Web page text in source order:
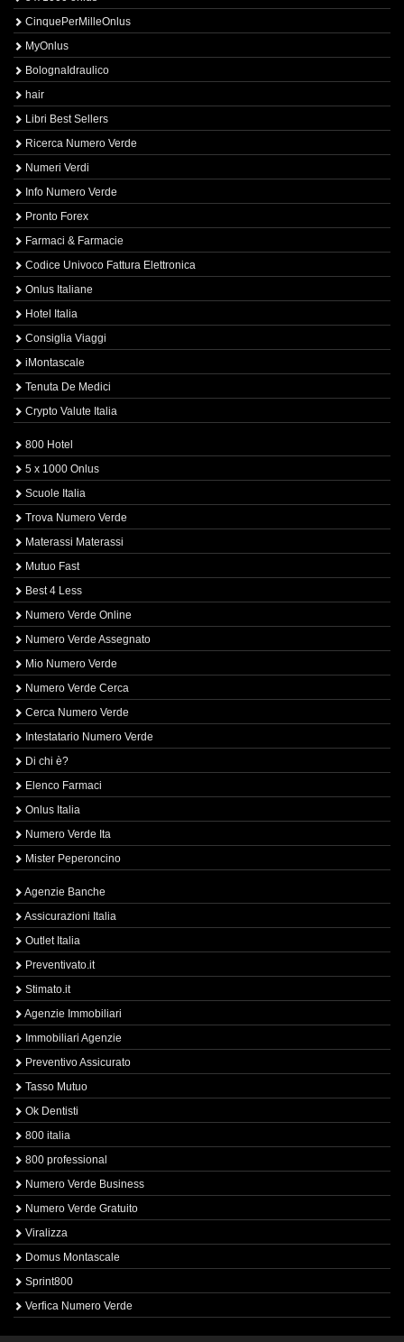
CinquePerMilleOnlus
MyOnlus
BolognaIdraulico
hair
Libri Best Sellers
Ricerca Numero Verde
Numeri Verdi
Info Numero Verde
Pronto Forex
Farmaci & Farmacie
Codice Univoco Fattura Elettronica
Onlus Italiane
Hotel Italia
Consiglia Viaggi
iMontascale
Tenuta De Medici
Crypto Valute Italia
800 Hotel
5 x 1000 Onlus
Scuole Italia
Trova Numero Verde
Materassi Materassi
Mutuo Fast
Best 4 Less
Numero Verde Online
Numero Verde Assegnato
Mio Numero Verde
Numero Verde Cerca
Cerca Numero Verde
Intestatario Numero Verde
Di chi è?
Elenco Farmaci
Onlus Italia
Numero Verde Ita
Mister Peperoncino
Agenzie Banche
Assicurazioni Italia
Outlet Italia
Preventivato.it
Stimato.it
Agenzie Immobiliari
Immobiliari Agenzie
Preventivo Assicurato
Tasso Mutuo
Ok Dentisti
800 italia
800 professional
Numero Verde Business
Numero Verde Gratuito
Viralizza
Domus Montascale
Sprint800
Verfica Numero Verde